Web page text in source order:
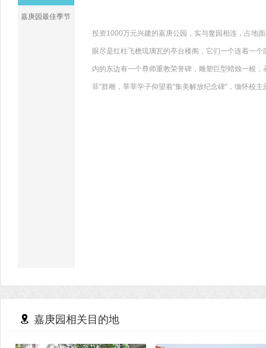
嘉庚园最佳季节
投资1000万元兴建的嘉庚公园，实与鳌园相连，占地
眼尽是红柱飞檐琉璃瓦的亭台楼阁，它们一个连着一
内的东边有一个尊师重教荣誉碑，雕塑巨型蜡烛一根
菲"群雕，莘莘学子仰望着"集美解放纪念碑"，缅怀校主
嘉庚园相关目的地